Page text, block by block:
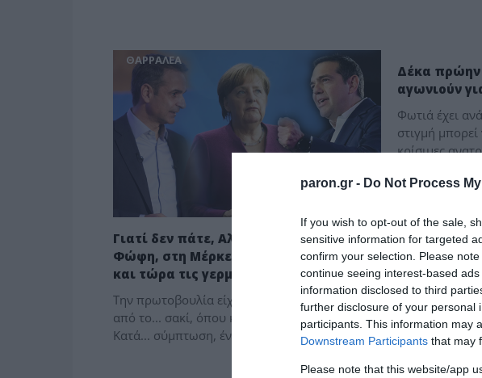
paron.gr - Do Not Process
If you wish to opt-out of the sale,
sensitive information for targeted
confirm your selection. Please
continue seeing interest-based
information disclosed to third
further disclosure of your personal
participants. This information may
Downstream Participants that may
Please note that this website/app
ΘΑΡΡΑΛΕΑ
Γιατί δεν πάτε, Αλέξη, Κυριάκο και
Φώφη, στη Μέρκελ να της ζητήσετε εδώ
και τώρα τις γερμανικές αποζημιώσεις;
Την πρωτοβουλία είχε η κυβέρνηση. Τις έβγαλε
από το... σακί, όπου κόντευαν να... σαπίσουν.
Κατά... σύμπτωση, έναν μήνα πριν...
Δέκα πρώην
αγωνιούν
Φωτιά έχει
στιγμή
κρίσιμες